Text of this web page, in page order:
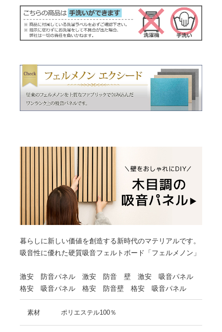
暮らしに新しい価値を創造する新時代のマテリアルです。
吸音性に優れた硬質吸音フェルトボード「フェルメノン」
激安 防音パネル 激安 防音 壁 激安 吸音パネル
格安 吸音パネル 格安 防音壁 格安 吸音パネル
素材 ポリエステル100％